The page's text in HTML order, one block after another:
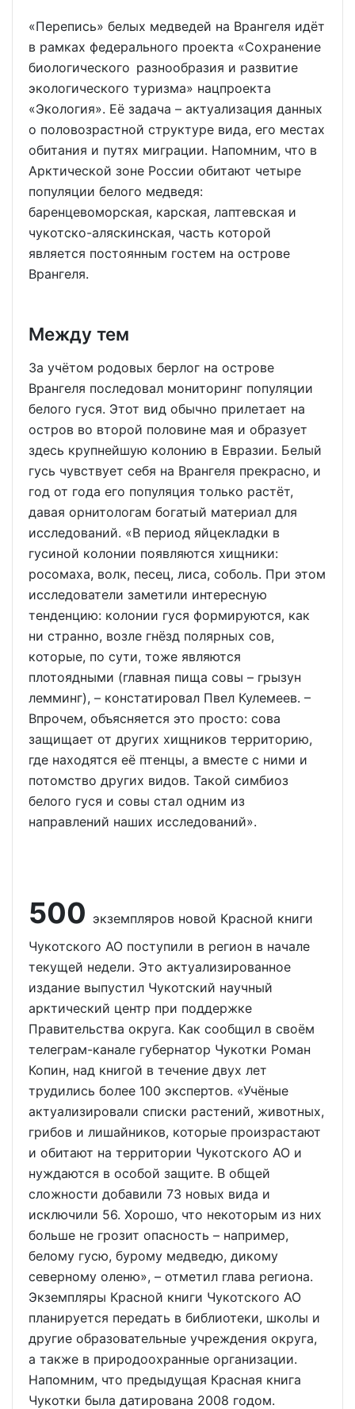
«Перепись» белых медведей на Врангеля идёт
в рамках федерального проекта «Сохранение
биологического разнообразия и развитие
экологического туризма» нацпроекта
«Экология». Её задача – актуализация данных
о половозрастной структуре вида, его местах
обитания и путях миграции. Напомним, что в
Арктической зоне России обитают четыре
популяции белого медведя:
баренцевоморская, карская, лаптевская и
чукотско-аляскинская, часть которой
является постоянным гостем на острове
Врангеля.
Между тем
За учётом родовых берлог на острове
Врангеля последовал мониторинг популяции
белого гуся. Этот вид обычно прилетает на
остров во второй половине мая и образует
здесь крупнейшую колонию в Евразии. Белый
гусь чувствует себя на Врангеля прекрасно, и
год от года его популяция только растёт,
давая орнитологам богатый материал для
исследований. «В период яйцекладки в
гусиной колонии появляются хищники:
росомаха, волк, песец, лиса, соболь. При этом
исследователи заметили интересную
тенденцию: колонии гуся формируются, как
ни странно, возле гнёзд полярных сов,
которые, по сути, тоже являются
плотоядными (главная пища совы – грызун
лемминг), – констатировал Пвел Кулемеев. –
Впрочем, объясняется это просто: сова
защищает от других хищников территорию,
где находятся её птенцы, а вместе с ними и
потомство других видов. Такой симбиоз
белого гуся и совы стал одним из
направлений наших исследований».
500 экземпляров новой Красной книги
Чукотского АО поступили в регион в начале
текущей недели. Это актуализированное
издание выпустил Чукотский научный
арктический центр при поддержке
Правительства округа. Как сообщил в своём
телеграм-канале губернатор Чукотки Роман
Копин, над книгой в течение двух лет
трудились более 100 экспертов. «Учёные
актуализировали списки растений, животных,
грибов и лишайников, которые произрастают
и обитают на территории Чукотского АО и
нуждаются в особой защите. В общей
сложности добавили 73 новых вида и
исключили 56. Хорошо, что некоторым из них
больше не грозит опасность – например,
белому гусю, бурому медведю, дикому
северному оленю», – отметил глава региона.
Экземпляры Красной книги Чукотского АО
планируется передать в библиотеки, школы и
другие образовательные учреждения округа,
а также в природоохранные организации.
Напомним, что предыдущая Красная книга
Чукотки была датирована 2008 годом.